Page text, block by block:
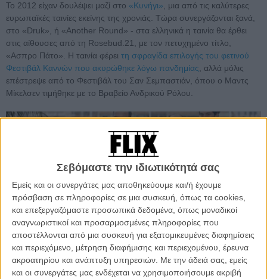
Σεβόμαστε την ιδιωτικότητά σας
Εμείς και οι συνεργάτες μας αποθηκεύουμε και/ή έχουμε
πρόσβαση σε πληροφορίες σε μια συσκευή, όπως τα cookies,
και επεξεργαζόμαστε προσωπικά δεδομένα, όπως μοναδικοί
αναγνωριστικοί και προσαρμοσμένες πληροφορίες που
αποστέλλονται από μια συσκευή για εξατομικευμένες διαφημίσεις
και περιεχόμενο, μέτρηση διαφήμισης και περιεχομένου, έρευνα
ακροατηρίου και ανάπτυξη υπηρεσιών. Με την άδειά σας, εμείς
και οι συνεργάτες μας ενδέχεται να χρησιμοποιήσουμε ακριβή
Το 2012 είχαν δουλέψει μαζί στο «Κυνήγι» , μια από τις καλύτερες
ευρωπαϊκές ταινίες εκείνης της χρονιάς. Τώρα συνεργάζονται ξανά,
στο «Druk», ή «Another Round» - στα ελληνικά η ταινία θα έρθει
στις αίθουσες από τη Rosebud.21, με τον πετυχημένο τίτλο,
«Ασπρο Πάτο». Η ταινία φέρει τη σφραγίδα επιλογής του φετινού
Φεστιβάλ Καννών που ακυρώθηκε λόγω πανδημίας , αλλά μόλις
επέστρεψε από το Φεστιβάλ του Σαν Σεμπαστιάν, όπου ο Μαντς
Μίκελσεν τιμήθηκε με το Βραβείο Ανδρικού Ρόλου.